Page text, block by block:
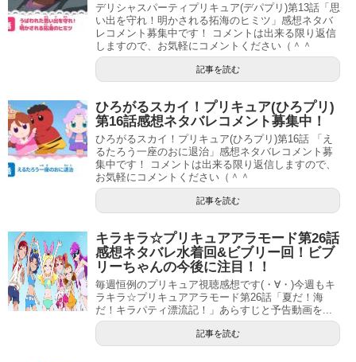
そんなとうまくんの武器であるハンマーをキュアソレイユ
が破壊し、最後はサザンクロスショットで浄化しました
さそり座のスターカラーペンもゲット！…毎回思うんです
が、プリキュアにスターカラーペンを取られるぐらいなら
最初から持ってこなければいいのにと思うのは私だけでし
今回はかなり先頭に力が入っていた感じでしたね、尺も長
かったし。
デリシャスパーティプリキュア(デパプリ)第13話「思
い出を守れ！明かされる拓海のヒミツ」感想ネタバ
レコメント募集中です！ コメントは出来る限り返信
しますので、お気軽にコメントください（＾＾
記事を読む
ひろがるスカイ！プリキュア(ひろプリ)
第16話感想ネタバレコメント募集中！
ひろがるスカイ！プリキュア(ひろプリ)第16話 「え
るたろう一座のおに退治」感想ネタバレコメント募
集中です！ コメントは出来る限り返信しますので、
お気軽にコメントください（＾＾
記事を読む
キラキラ☆プリキュアアラモード第26話
感想ネタバレ水着回&ビブリー回！ビブ
リーちゃんの今後に注目！！
毎週恒例のプリキュア視聴感想です(・∀・)今週もキ
ラキラ☆プリキュアアラモード第26話「夏だ！海
だ！キラパティ漂流記！」あらすじと予告動画を...
記事を読む